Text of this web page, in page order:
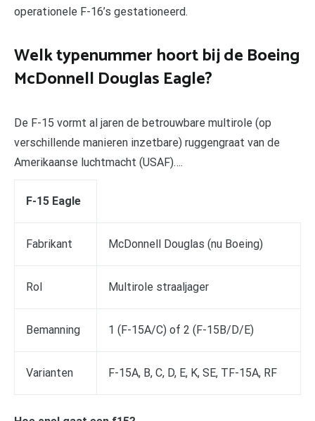
operationele F-16’s gestationeerd.
Welk typenummer hoort bij de Boeing
McDonnell Douglas Eagle?
De F-15 vormt al jaren de betrouwbare multirole (op
verschillende manieren inzetbare) ruggengraat van de
Amerikaanse luchtmacht (USAF)….
F-15 Eagle
Fabrikant McDonnell Douglas (nu Boeing)
Rol Multirole straaljager
Bemanning 1 (F-15A/C) of 2 (F-15B/D/E)
Varianten F-15A, B, C, D, E, K, SE, TF-15A, RF